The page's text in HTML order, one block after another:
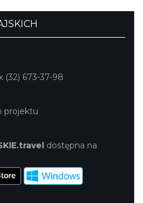
(32) 673-37-98
projektu
dostępna na